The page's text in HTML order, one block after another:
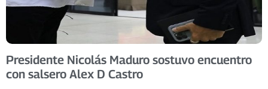
Presidente Nicolás Maduro sostuvo encuentro
con salsero Alex D Castro